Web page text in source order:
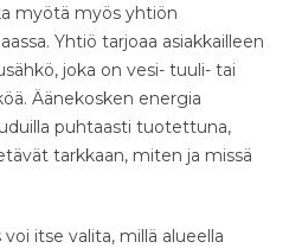
myötä myös yhtiön
Yhtiö tarjoaa asiakkailleen
joka on vesi- tuuli- tai
Äänekosken energia
puhtaasti tuotettuna,
tarkkaan, miten ja missä
itse valita, millä alueella